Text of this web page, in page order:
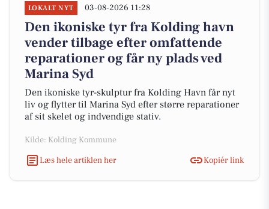
LOKALT NYT 03-08-2026 11:28
Den ikoniske tyr fra Kolding havn
vender tilbage efter omfattende
reparationer og får ny plads ved
Marina Syd
Den ikoniske tyr-skulptur fra Kolding Havn får nyt
liv og flytter til Marina Syd efter større reparationer
af sit skelet og indvendige stativ.
Kilde: Kolding Kommune
Læs hele artiklen her
Kopiér link